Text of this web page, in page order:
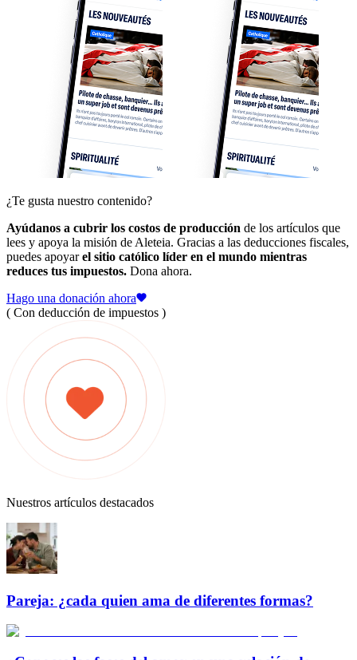
¿Te gusta nuestro contenido?
Ayúdanos a cubrir los costos de producción de los artículos que
lees y apoya la misión de Aleteia. Gracias a las deducciones fiscales,
puedes apoyarel sitio católico líder en el mundo mientras
reduces tus impuestos. Dona ahora.
Hago una donación ahora
( Con deducción de impuestos )
Nuestros artículos destacados
Pareja: ¿cada quien ama de diferentes formas?